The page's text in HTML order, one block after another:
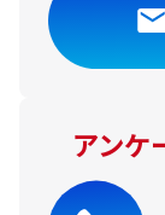
アンケ